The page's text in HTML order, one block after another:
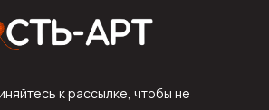
к рассылке, чтобы не